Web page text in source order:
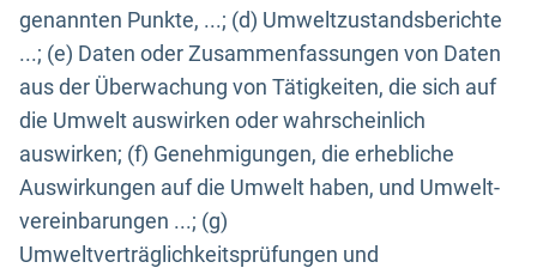
genannten Punkte, ...; (d) Umweltzustandsberichte
...; (e) Daten oder Zusammenfassungen von Daten
aus der Überwachung von Tätigkeiten, die sich auf
die Umwelt auswirken oder wahrscheinlich
auswirken; (f) Genehmigungen, die erhebliche
Auswirkungen auf die Umwelt haben, und Umwelt-
vereinbarungen ...; (g)
Umweltverträglichkeitsprüfungen und